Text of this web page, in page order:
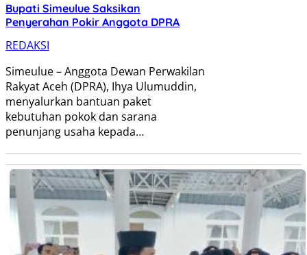
Bupati Simeulue Saksikan
Penyerahan Pokir Anggota DPRA
REDAKSI
Simeulue – Anggota Dewan Perwakilan
Rakyat Aceh (DPRA), Ihya Ulumuddin,
menyalurkan bantuan paket
kebutuhan pokok dan sarana
penunjang usaha kepada…